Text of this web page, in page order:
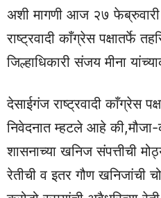
अशी मागणी आज २७
राष्ट्रवादी काँग्रेस पक्षातर्फे
जिल्हाधिकारी संजय मीना
देसाईगंज राष्ट्रवादी काँग्रेस
निवेदनात म्हटले आहे की,मौजा-
शासनाच्या खनिज संपत्तीची
रेतीची व इतर गौण खनिजांची